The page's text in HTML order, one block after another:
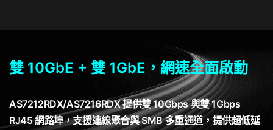
雙 10GbE + 雙 1GbE，網速全面啟動
AS7212RDX/AS7216RDX 提供雙 10Gbps 與雙 1Gbps
RJ45 網路埠，支援連線聚合與 SMB 多重通道，提供超低延